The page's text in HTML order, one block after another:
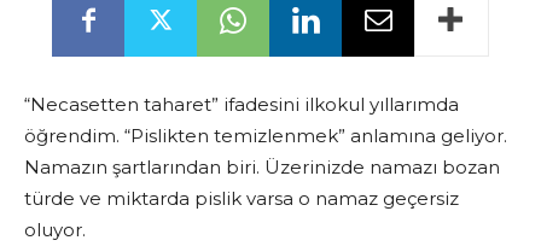
“Necasetten taharet” ifadesini ilkokul yıllarımda
öğrendim. “Pislikten temizlenmek” anlamına geliyor.
Namazın şartlarından biri. Üzerinizde namazı bozan
türde ve miktarda pislik varsa o namaz geçersiz
oluyor.